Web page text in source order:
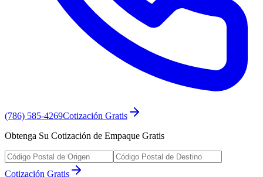
(786) 585-4269Cotización Gratis
Obtenga Su Cotización de Empaque Gratis
Cotización Gratis